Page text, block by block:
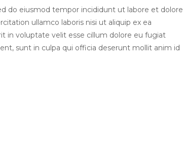
do eiusmod tempor incididunt ut labore et dolore
ullamco laboris nisi ut aliquip ex ea
in voluptate velit esse cillum dolore eu fugiat
sunt in culpa qui officia deserunt mollit anim id